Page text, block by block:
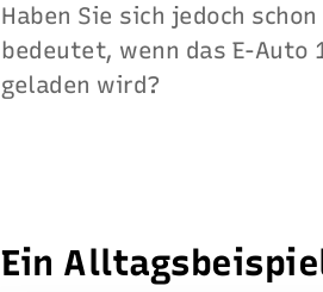
Haben Sie sich jedoch
bedeutet, wenn das E-Auto
geladen wird?
Ein